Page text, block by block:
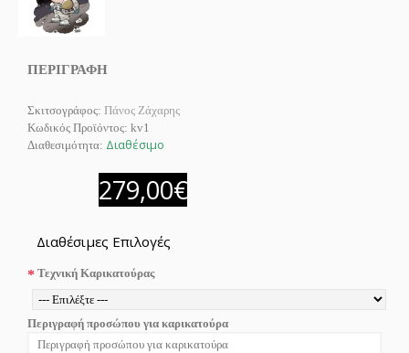
ΠΕΡΙΓΡΑΦΗ
Σκιτσογράφος: Πάνος Ζάχαρης
Κωδικός Προϊόντος: kv1
Διαθεσιμότητα: Διαθέσιμο
279,00€
Διαθέσιμες Επιλογές
Τεχνική Καρικατούρας
Περιγραφή προσώπου για καρικατούρα